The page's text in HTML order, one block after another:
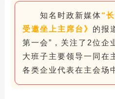
知名时政新媒体“
受邀坐上主席台》 的报
第一会”，关注了2位企
大班子主要领导一同在
各类企业代表在主会场